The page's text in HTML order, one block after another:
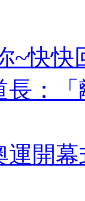
~快快
長：
運開